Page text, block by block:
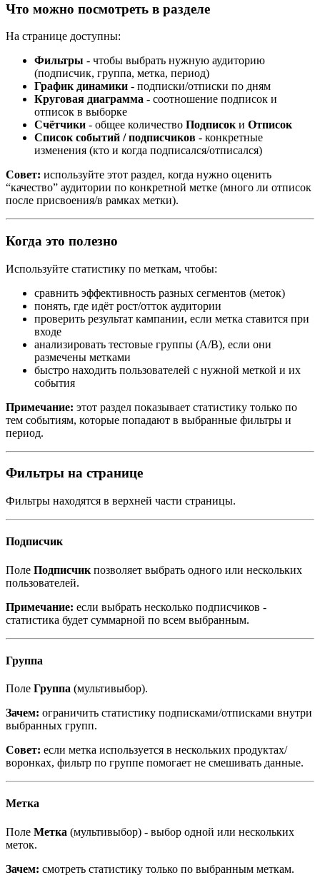
Что можно посмотреть в разделе
На странице доступны:
Фильтры - чтобы выбрать нужную аудиторию
(подписчик, группа, метка, период)
График динамики - подписки/отписки по дням
Круговая диаграмма - соотношение подписок и
отписок в выборке
Счётчики - общее количество Подписок и Отписок
Список событий / подписчиков - конкретные
изменения (кто и когда подписался/отписался)
Совет: используйте этот раздел, когда нужно оценить
“качество” аудитории по конкретной метке (много ли отписок
после присвоения/в рамках метки).
Когда это полезно
Используйте статистику по меткам, чтобы:
сравнить эффективность разных сегментов (меток)
понять, где идёт рост/отток аудитории
проверить результат кампании, если метка ставится при
входе
анализировать тестовые группы (A/B), если они
размечены метками
быстро находить пользователей с нужной меткой и их
события
Примечание: этот раздел показывает статистику только по
тем событиям, которые попадают в выбранные фильтры и
период.
Фильтры на странице
Фильтры находятся в верхней части страницы.
Подписчик
Поле Подписчик позволяет выбрать одного или нескольких
пользователей.
Примечание: если выбрать несколько подписчиков -
статистика будет суммарной по всем выбранным.
Группа
Поле Группа (мультивыбор).
Зачем: ограничить статистику подписками/отписками внутри
выбранных групп.
Совет: если метка используется в нескольких продуктах/
воронках, фильтр по группе помогает не смешивать данные.
Метка
Поле Метка (мультивыбор) - выбор одной или нескольких
меток.
Зачем: смотреть статистику только по выбранным меткам.